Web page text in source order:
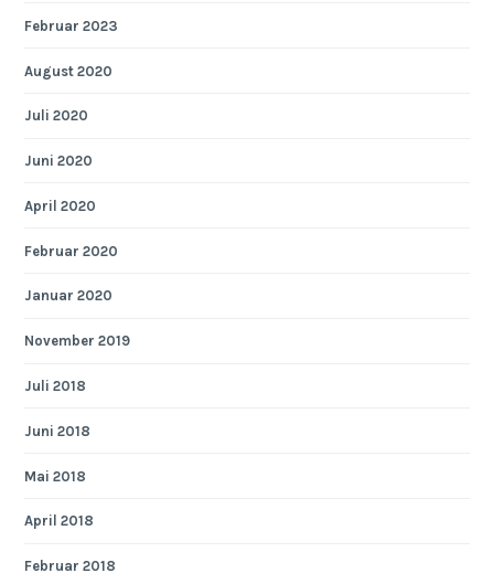
Februar 2023
August 2020
Juli 2020
Juni 2020
April 2020
Februar 2020
Januar 2020
November 2019
Juli 2018
Juni 2018
Mai 2018
April 2018
Februar 2018